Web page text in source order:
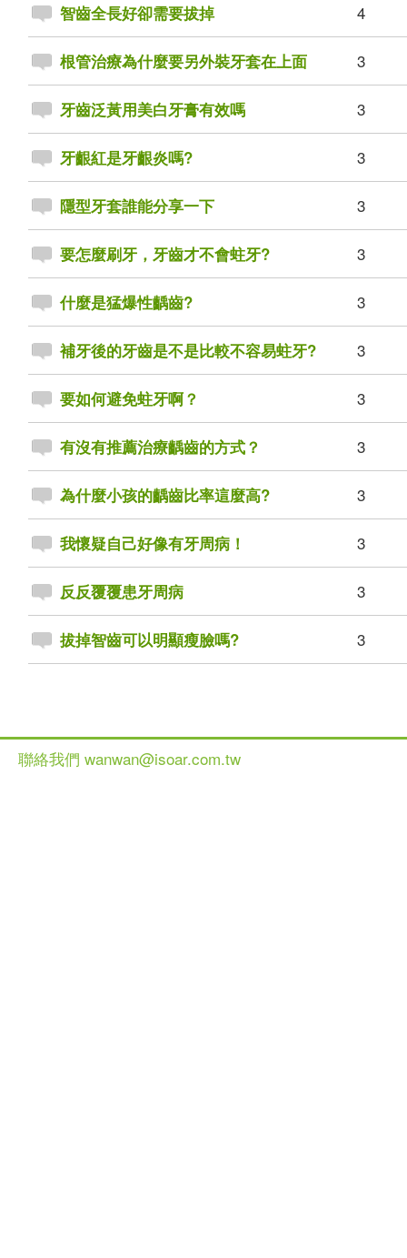
智齒全長好卻需要拔掉 4
根管治療為什麼要另外裝牙套在上面 3
牙齒泛黃用美白牙膏有效嗎 3
牙齦紅是牙齦炎嗎? 3
隱型牙套誰能分享一下 3
要怎麼刷牙，牙齒才不會蛀牙? 3
什麼是猛爆性齲齒? 3
補牙後的牙齒是不是比較不容易蛀牙? 3
要如何避免蛀牙啊？ 3
有沒有推薦治療齲齒的方式？ 3
為什麼小孩的齲齒比率這麼高? 3
我懷疑自己好像有牙周病！ 3
反反覆覆患牙周病 3
拔掉智齒可以明顯瘦臉嗎? 3
聯絡我們 wanwan@isoar.com.tw